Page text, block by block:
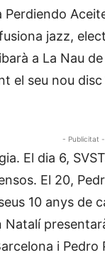
jazz,
a La Nau
el seu nou disc
- Publicitat -
El dia 6,
El 20,
10 anys de
Natalí
i